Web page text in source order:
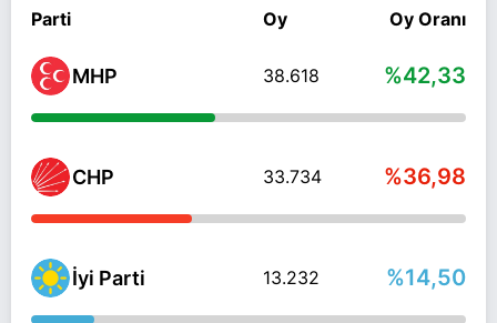
Parti Oy Oy Oranı
MHP 38.618 %42,33
CHP 33.734 %36,98
İyi Parti 13.232 %14,50